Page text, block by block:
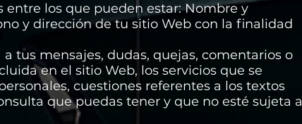
entre los que pueden estar: Nombre y
y dirección de tu sitio Web con la finalidad
tus mensajes, dudas, quejas, comentarios o
en el sitio Web, los servicios que se
cuestiones referentes a los textos
que puedas tener y que no esté sujeta a